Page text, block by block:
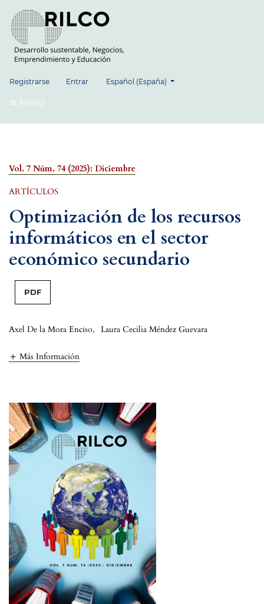
Registrarse Entrar Español (España)
MENÚ
Vol. 7 Núm. 74 (2025): Diciembre
ARTÍCULOS
Optimización de los recursos
informáticos en el sector
económico secundario
PDF
Axel De la Mora Enciso, Laura Cecilia Méndez Guevara
Más Información